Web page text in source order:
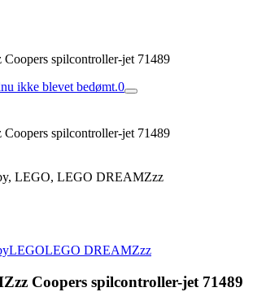
spilcontroller-jet 71489
ikke blevet bedømt.0
spilcontroller-jet 71489
LEGO, LEGO DREAMZzz
LEGOLEGO DREAMZzz
Coopers spilcontroller-jet 71489